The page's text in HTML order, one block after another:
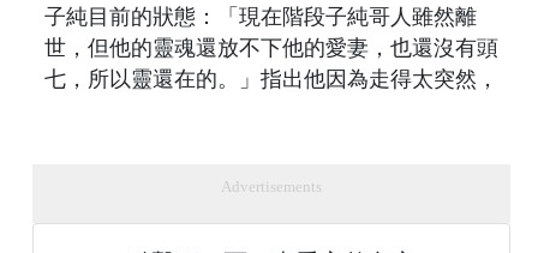
子純目前的狀態：「現在階段子純哥人雖然離
世，但他的靈魂還放不下他的愛妻，也還沒有頭
七，所以靈還在的。」指出他因為走得太突然，
Advertisements